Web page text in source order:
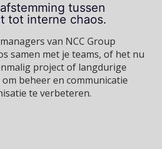
tussen
tot interne chaos.
van NCC Group
samen met je teams, of het nu
project of langdurige
beheer en communicatie
te verbeteren.